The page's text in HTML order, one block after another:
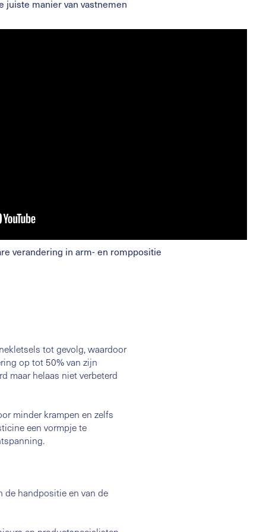
juiste manier van vastnemen
verandering in arm- en romppositie
tot gevolg, waardoor
op tot 50% van zijn
maar helaas niet verbeterd
minder krampen en zelfs
een vormpje te
de handpositie en van de